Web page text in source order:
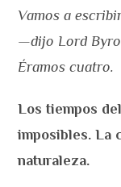
Vamos a
—⁠dijo Lord
Éramos cuatro.
Los tiempos
imposibles. La
naturaleza.